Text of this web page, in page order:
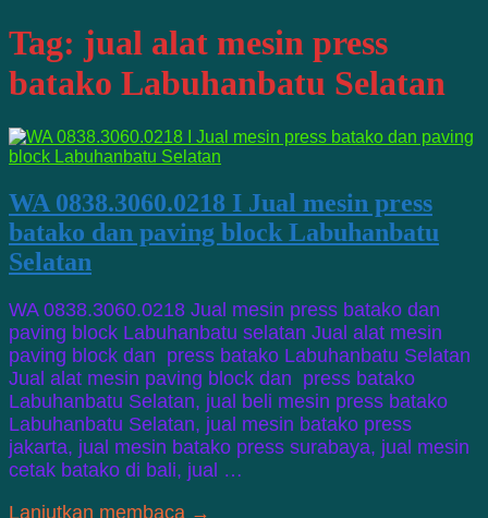
Tag: jual alat mesin press
batako Labuhanbatu Selatan
WA 0838.3060.0218 I Jual mesin press
batako dan paving block Labuhanbatu
Selatan
WA 0838.3060.0218 Jual mesin press batako dan
paving block Labuhanbatu selatan Jual alat mesin
paving block dan press batako Labuhanbatu Selatan
Jual alat mesin paving block dan press batako
Labuhanbatu Selatan, jual beli mesin press batako
Labuhanbatu Selatan, jual mesin batako press
jakarta, jual mesin batako press surabaya, jual mesin
cetak batako di bali, jual …
Lanjutkan membaca →